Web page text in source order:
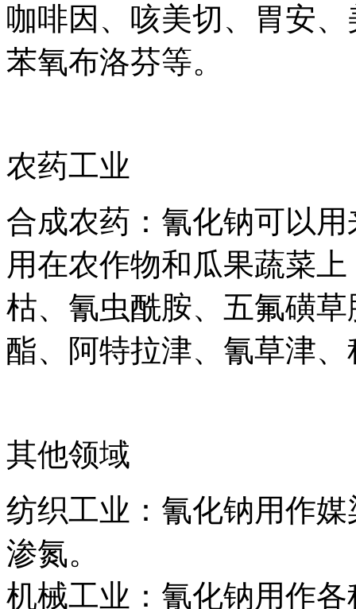
咖啡因、咳美切、胃安
苯氧布洛芬等。
农药工业
合成农药：氰化钠可以
用在农作物和瓜果蔬菜
枯、氰虫酰胺、五氟磺
酯、阿特拉津、氰草津
其他领域
纺织工业：氰化钠用作
渗氮。
机械工业：氰化钠用作